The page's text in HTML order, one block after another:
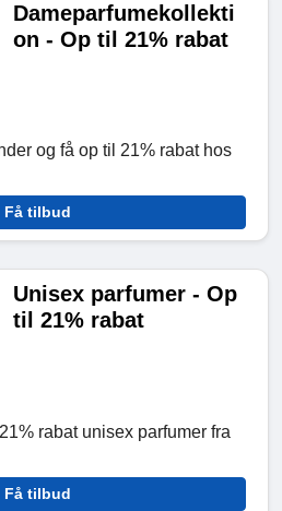
Dameparfumekollekti
on - Op til 21% rabat
og få op til 21% rabat hos
Få tilbud
Unisex parfumer - Op
til 21% rabat
rabat unisex parfumer fra
Få tilbud